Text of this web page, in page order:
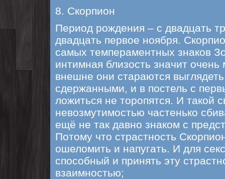
8. Скорпион
Период рождения – с двадцать
двадцать первое ноября.
самых темпераментных знаков
интимная близость значит очень
внешне они стараются
сдержанными, и в постель с
ложиться не торопятся. И такой
невозмутимостью частенько
ещё не так давно знаком с
Потому что страстность
ошеломить и напугать. И для
способный и принять эту
взаимностью;